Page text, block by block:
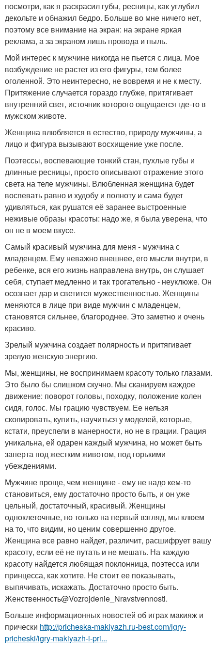
посмотри, как я раскрасил губы, ресницы, как углубил
декольте и обнажил бедро. Больше во мне ничего нет,
поэтому все внимание на экран: на экране яркая
реклама, а за экраном лишь провода и пыль.
Мой интерес к мужчине никогда не пьется с лица. Мое
возбуждение не растет из его фигуры, тем более
оголенной. Это неинтересно, не вовремя и не к месту.
Притяжение случается гораздо глубже, притягивает
внутренний свет, источник которого ощущается где-то в
мужском животе.
Женщина влюбляется в естество, природу мужчины, а
лицо и фигура вызывают восхищение уже после.
Поэтессы, воспевающие тонкий стан, пухлые губы и
длинные ресницы, просто описывают отражение этого
света на теле мужчины. Влюбленная женщина будет
воспевать равно и худобу и полноту и сама будет
удивляться, как рушатся её заранее выстроенные
неживые образы красоты: надо же, я была уверена, что
он не в моем вкусе.
Самый красивый мужчина для меня - мужчина с
младенцем. Ему неважно внешнее, его мысли внутри, в
ребенке, вся его жизнь направлена внутрь, он слушает
себя, ступает медленно и так трогательно - неуклюже. Он
осознает дар и светится мужественностью. Женщины
меняются в лице при виде мужчин с младенцем,
становятся сильнее, благороднее. Это заметно и очень
красиво.
Зрелый мужчина создает полярность и притягивает
зрелую женскую энергию.
Мы, женщины, не воспринимаем красоту только глазами.
Это было бы слишком скучно. Мы сканируем каждое
движение: поворот головы, походку, положение колен
сидя, голос. Мы грацию чувствуем. Ее нельзя
скопировать, купить, научиться у моделей, которые,
кстати, преуспели в манерности, но не в грации. Грация
уникальна, ей одарен каждый мужчина, но может быть
заперта под жестким животом, под горькими
убеждениями.
Мужчине проще, чем женщине - ему не надо кем-то
становиться, ему достаточно просто быть, и он уже
цельный, достаточный, красивый. Женщины
одноклеточные, но только на первый взгляд, мы клюем
на то, что видим, но ценим совершенно другое.
Женщина все равно найдет, различит, расшифрует вашу
красоту, если её не путать и не мешать. На каждую
красоту найдется любящая поклонница, поэтесса или
принцесса, как хотите. Не стоит ее показывать,
выпячивать, искажать. Достаточно просто быть.
Женственность@Vozrojdenie_Nravstvennosti.
Больше информационных новостей об играх макияж и
прически http://pricheska-makiyazh.ru-best.com/igry-
pricheski/igry-makiyazh-i-pri...